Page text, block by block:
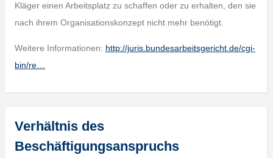
Kläger einen Arbeitsplatz zu schaffen oder zu erhalten, den sie
nach ihrem Organisationskonzept nicht mehr benötigt.
Weitere Informationen: http://juris.bundesarbeitsgericht.de/cgi-
bin/re…
Verhältnis des
Beschäftigungsanspruchs